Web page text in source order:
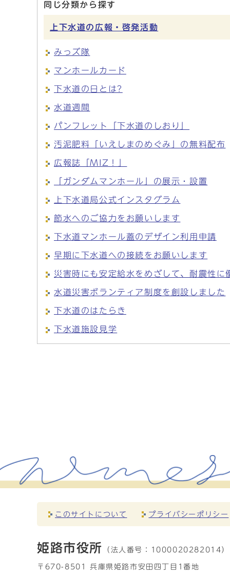
同じ分類から探す
上下水道の広報・啓発活動
みっズ隊
マンホールカード
下水道の日とは?
水道週間
パンフレット「下水道のしおり」
汚泥肥料「いえしまのめぐみ」の無料配布
広報誌「MIZ！」
「ガンダムマンホール」の展示・設置
上下水道局公式インスタグラム
節水へのご協力をお願いします
下水道マンホール蓋のデザイン利用申請
早期に下水道への接続をお願いします
災害時にも安定給水をめざして、耐震性に
水道災害ボランティア制度を創設しました
下水道のはたらき
下水道施設見学
このサイトについて プライバシーポリシー
姫路市役所 （法人番号： 1000020282014）
〒670-8501 兵庫県姫路市安田四丁目1番地